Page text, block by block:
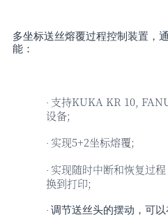
多坐标送丝熔覆过程控制装置，
能：
· 支持KUKA KR 10,
设备;
· 实现5+2坐标熔覆;
· 实现随时中断和恢复过程
换到打印;
· 调节送丝头的摆动，可